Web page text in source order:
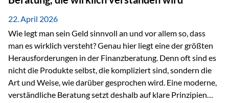
22. April 2026
Wie legt man sein Geld sinnvoll an und vor allem so, dass
man es wirklich versteht? Genau hier liegt eine der größten
Herausforderungen in der Finanzberatung. Denn oft sind es
nicht die Produkte selbst, die kompliziert sind, sondern die
Art und Weise, wie darüber gesprochen wird. Eine moderne,
verständliche Beratung setzt deshalb auf klare Prinzipien